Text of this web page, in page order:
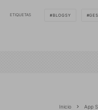
ETIQUETAS BLOGSY
Inicio App